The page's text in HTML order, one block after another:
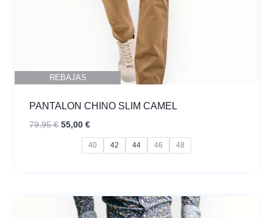
REBAJAS
PANTALON CHINO SLIM CAMEL
79,95€ El
precio
55,00 €El
precio
actual
40 42 44 46 48